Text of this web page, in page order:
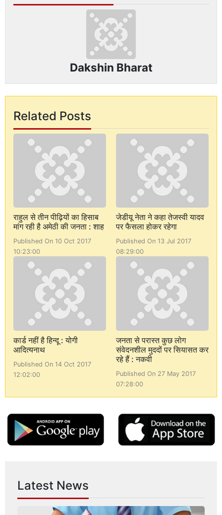
Dakshin Bharat
Related Posts
राहुल से तीन पीढ़ियों का हिसाब
मांग रही है अमेठी की जनता : शाह
Published On 10 Oct 2017
10:23:00
जेडीयू नेता ने कहा तेजस्वी यादव
पर फैसला होकर रहेगा
Published On 13 Jul 2017
08:29:00
कार्ड नहीं है हिन्दू : योगी
आदित्यनाथ
Published On 14 Oct 2017
12:02:00
जनता से परास्त कुछ लोग
संवेदनशील मुददों पर सियासत कर
रहे हैं : नकवी
Published On 27 May 2017
07:28:00
Latest News